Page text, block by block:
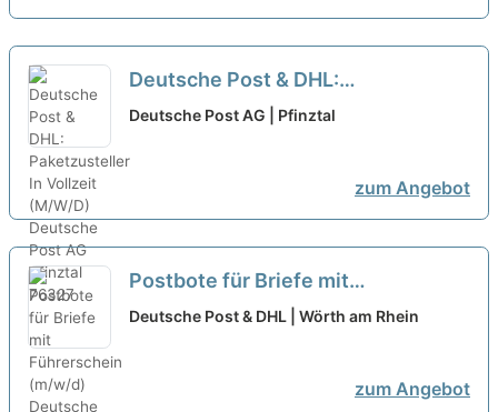
Deutsche Post & DHL:
Paketzusteller In Vollzeit (M/W/D)
Deutsche Post AG | Pfinztal
zum Angebot
Postbote für Briefe mit
Führerschein (m/w/d) neu
Deutsche Post & DHL | Wörth am Rhein
zum Angebot